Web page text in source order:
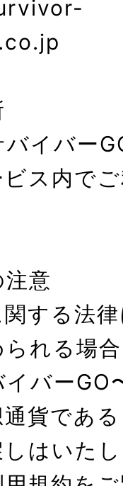
イバー
ス内で
意
する法
られる場
バーGO
貨であ
しはいた